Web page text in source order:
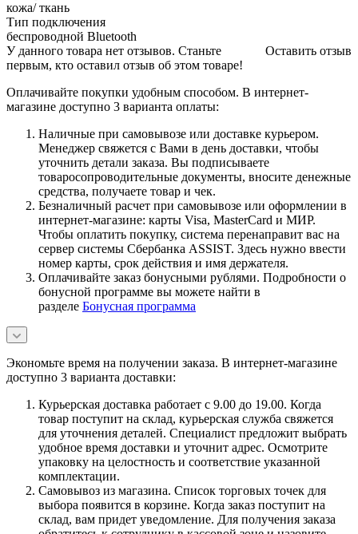
кожа/ ткань
Тип подключения
беспроводной Bluetooth
Оставить отзыв
У данного товара нет отзывов. Станьте
первым, кто оставил отзыв об этом товаре!
Оплачивайте покупки удобным способом. В интернет-
магазине доступно 3 варианта оплаты:
Наличные при самовывозе или доставке курьером.
Менеджер свяжется с Вами в день доставки, чтобы
уточнить детали заказа. Вы подписываете
товаросопроводительные документы, вносите денежные
средства, получаете товар и чек.
Безналичный расчет при самовывозе или оформлении в
интернет-магазине: карты Visa, MasterCard и МИР.
Чтобы оплатить покупку, система перенаправит вас на
сервер системы Сбербанка ASSIST. Здесь нужно ввести
номер карты, срок действия и имя держателя.
Оплачивайте заказ бонусными рублями. Подробности о
бонусной программе вы можете найти в
разделе Бонусная программа
Экономьте время на получении заказа. В интернет-магазине
доступно 3 варианта доставки:
Курьерская доставка работает с 9.00 до 19.00. Когда
товар поступит на склад, курьерская служба свяжется
для уточнения деталей. Специалист предложит выбрать
удобное время доставки и уточнит адрес. Осмотрите
упаковку на целостность и соответствие указанной
комплектации.
Самовывоз из магазина. Список торговых точек для
выбора появится в корзине. Когда заказ поступит на
склад, вам придет уведомление. Для получения заказа